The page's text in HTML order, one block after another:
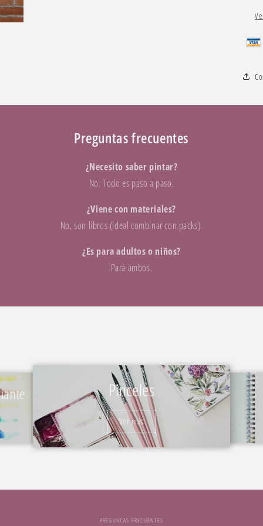
Preguntas frecuentes
¿Necesito saber pintar?
No. Todo es paso a paso.
¿Viene con materiales?
No, son libros (ideal combinar con packs).
¿Es para adultos o niños?
Para ambos.
Pinceles
Ver más
PREGUNTAS FRECUENTES